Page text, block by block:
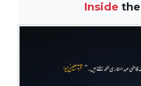
DISCOUNTS
Inside the